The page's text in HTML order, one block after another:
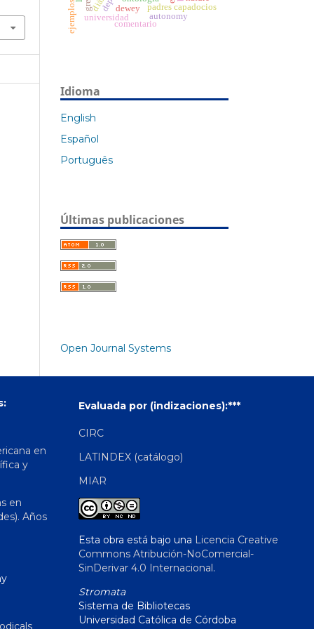
padres capadocios
universidad
comentario
dewey
autonomy
Idioma
English
Español
Português
Últimas publicaciones
Open Journal Systems
en
y
en
Años
Evaluada por (indizaciones):***
CIRC
LATINDEX (catálogo)
MIAR
Esta obra está bajo una Licencia Creative
Commons Atribución-NoComercial-
SinDerivar 4.0 Internacional.
Stromata
Sistema de Bibliotecas
Universidad Católica de Córdoba